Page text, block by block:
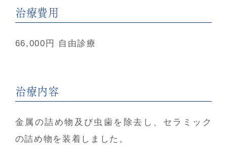
治療費用
66,000円 自由診療
治療内容
金属の詰め物及び虫歯を除去し、セラミック
の詰め物を装着しました。